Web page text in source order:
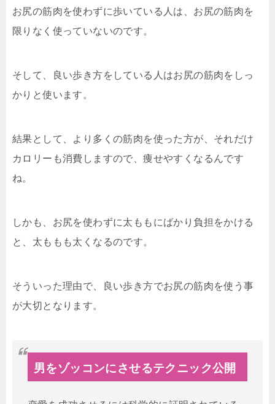
お尻の筋肉を使わずに歩いている人は、お尻の筋肉を
限りなく使っていないのです。
そして、良い歩き方をしている人はお尻の筋肉をしっ
かりと使います。
結果として、より多くの筋肉を使った方が、それだけ
カロリーも消費しますので、痩せやすくなるんです
ね。
しかも、お尻を使わずに太ももにばかり負担をかける
と、太ももも太くなるのです。
そういった理由で、良い歩き方でお尻の筋肉を使う事
が大切となります。
男をゾッコンにさせるテクニック公開